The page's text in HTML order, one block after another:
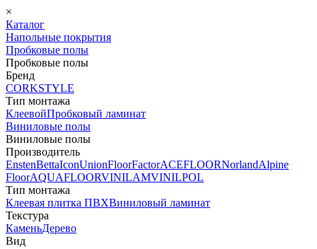
×
Каталог
Напольные покрытия
Пробковые полы
Пробковые полы
Бренд
CORKSTYLE
Тип монтажа
КлеевойПробковый ламинат
Виниловые полы
Виниловые полы
Производитель
EnstenBettaIconUnionFloorFactorACEFLOORNorlandAlpine
FloorAQUAFLOORVINILAMVINILPOL
Тип монтажа
Клеевая плитка ПВХВиниловый ламинат
Текстура
КаменьДерево
Вид